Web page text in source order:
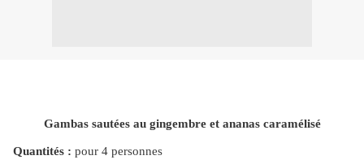
Gambas sautées au gingembre et ananas caramélisé
Quantités : pour 4 personnes